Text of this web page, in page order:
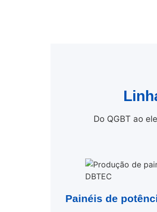
Do QGBT ao
Painéis de